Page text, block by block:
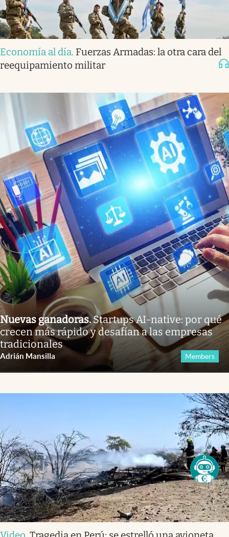
Economía al día. Fuerzas Armadas: la otra cara del
reequipamiento militar
Nuevas ganadoras.Startups AI-native: por qué
crecen más rápido y desafían a las empresas
tradicionales
Adrián Mansilla Members